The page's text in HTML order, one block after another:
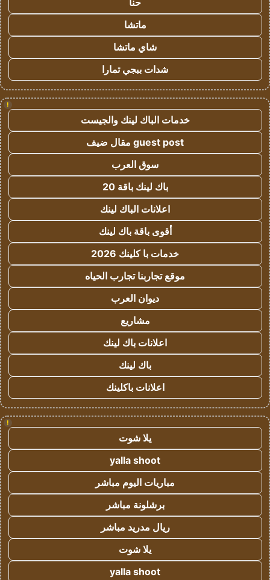
حنا
ماتشا
شاي ماتشا
شدات ببجي تمارا
!
خدمات الباك لينك والجيست
guest post مقال ضيف
سوق العرب
باك لينك باقة 20
اعلانات الباك لينك
أقوى باقة باك لينك
خدمات با كلينك 2026
موقع تجاربنا تجارب الحياه
ديوان العرب
مشاريع
اعلانات باك لينك
باك لينك
اعلانات باكلينك
!
يلا شوت
yalla shoot
مباريات اليوم مباشر
برشلونة مباشر
ريال مدريد مباشر
يلا شوت
yalla shoot